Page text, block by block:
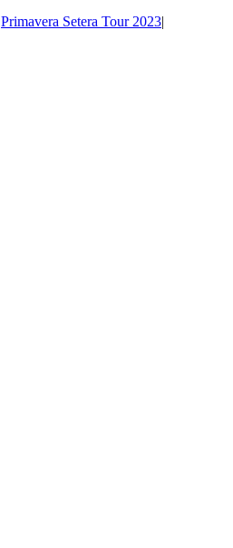
Primavera Setera Tour 2023|